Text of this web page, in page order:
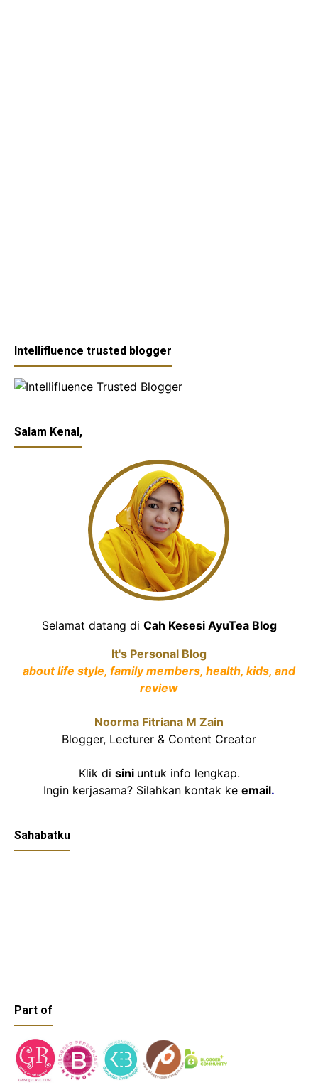
Intellifluence trusted blogger
Salam Kenal,
Selamat datang di Cah Kesesi AyuTea Blog
It's Personal Blog
about life style, family members, health, kids, and
review
Noorma Fitriana M Zain
Blogger, Lecturer & Content Creator
Klik di sini untuk info lengkap.
Ingin kerjasama? Silahkan kontak ke email.
Sahabatku
Part of